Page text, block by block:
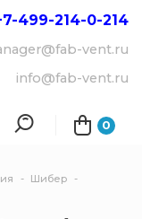
0
499-214-0-214
vent.ru
info@fab-vent.ru
Шибер